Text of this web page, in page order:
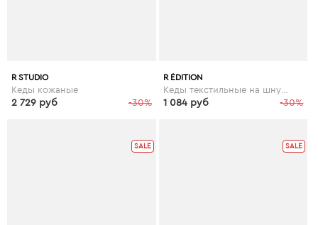
R STUDIO
Кеды кожаные
-30%
2 729 руб
R ÉDITION
Кеды текстильные на шнуровке
-30%
1 084 руб
SALE SALE